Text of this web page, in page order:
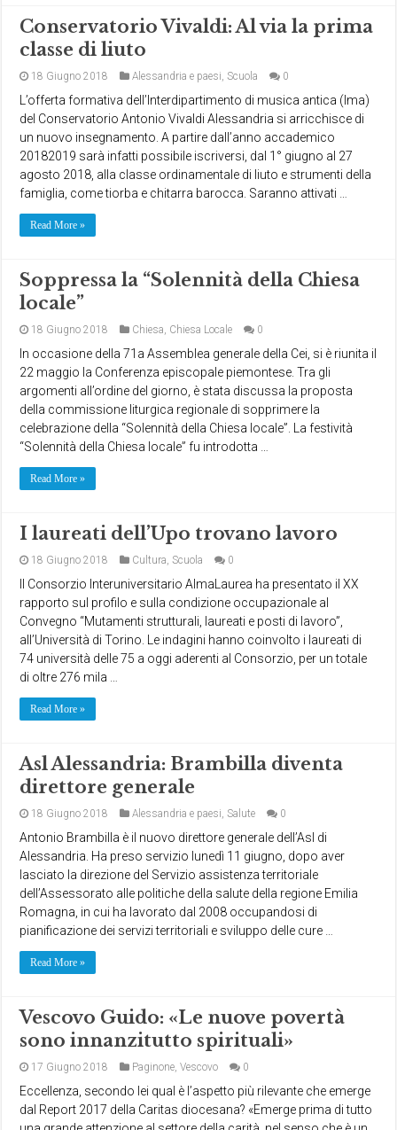
Conservatorio Vivaldi: Al via la prima
classe di liuto
18 Giugno 2018 Alessandria e paesi,Scuola 0
L’offerta formativa dell’Interdipartimento di musica antica (Ima)
del Conservatorio Antonio Vivaldi Alessandria si arricchisce di
un nuovo insegnamento. A partire dall’anno accademico
20182019 sarà infatti possibile iscriversi, dal 1° giugno al 27
agosto 2018, alla classe ordinamentale di liuto e strumenti della
famiglia, come tiorba e chitarra barocca. Saranno attivati …
Read More »
Soppressa la “Solennità della Chiesa
locale”
18 Giugno 2018 Chiesa, Chiesa Locale 0
In occasione della 71a Assemblea generale della Cei, si è riunita il
22 maggio la Conferenza episcopale piemontese. Tra gli
argomenti all’ordine del giorno, è stata discussa la proposta
della commissione liturgica regionale di sopprimere la
celebrazione della “Solennità della Chiesa locale”. La festività
“Solennità della Chiesa locale” fu introdotta …
Read More »
I laureati dell’Upo trovano lavoro
18 Giugno 2018 Cultura,Scuola 0
Il Consorzio Interuniversitario AlmaLaurea ha presentato il XX
rapporto sul profilo e sulla condizione occupazionale al
Convegno “Mutamenti strutturali, laureati e posti di lavoro”,
all’Università di Torino. Le indagini hanno coinvolto i laureati di
74 università delle 75 a oggi aderenti al Consorzio, per un totale
di oltre 276 mila …
Read More »
Asl Alessandria: Brambilla diventa
direttore generale
18 Giugno 2018 Alessandria e paesi,Salute 0
Antonio Brambilla è il nuovo direttore generale dell’Asl di
Alessandria. Ha preso servizio lunedì 11 giugno, dopo aver
lasciato la direzione del Servizio assistenza territoriale
dell’Assessorato alle politiche della salute della regione Emilia
Romagna, in cui ha lavorato dal 2008 occupandosi di
pianificazione dei servizi territoriali e sviluppo delle cure …
Read More »
Vescovo Guido: «Le nuove povertà
sono innanzitutto spirituali»
17 Giugno 2018 Paginone,Vescovo 0
Eccellenza, secondo lei qual è l’aspetto più rilevante che emerge
dal Report 2017 della Caritas diocesana? «Emerge prima di tutto